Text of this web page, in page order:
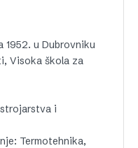
u Dubrovniku
Visoka škola za
i
Termotehnika,